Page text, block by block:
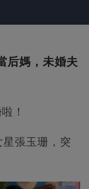
后媽，未婚夫
！
張玉珊，突